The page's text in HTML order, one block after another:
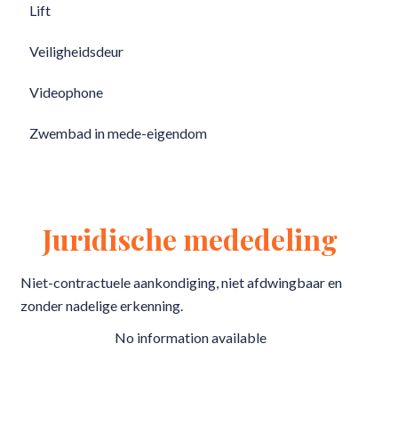
Lift
Veiligheidsdeur
Videophone
Zwembad in mede-eigendom
Juridische mededeling
Niet-contractuele aankondiging, niet afdwingbaar en
zonder nadelige erkenning.
No information available